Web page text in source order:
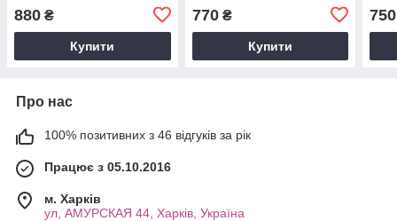
880 ₴
Купити
770₴
Купити
750
Про нас
100% позитивних з 46 відгуків за рік
Працює з 05.10.2016
м. Харків
ул, АМУРСКАЯ 44, Харків, Україна